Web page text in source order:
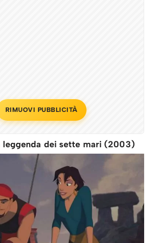
RIMUOVI PUBBLICITÀ
leggenda dei sette mari (2003)